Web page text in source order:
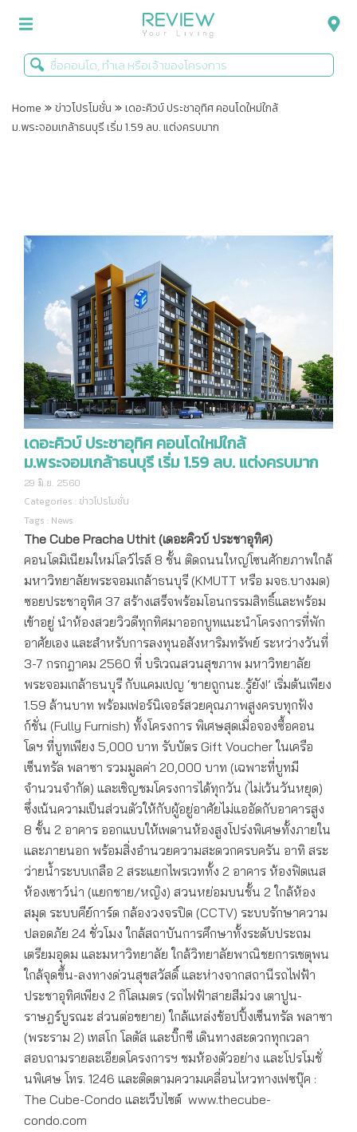
รีวิวคอนโด
Infographic
ข่าวโปรโมชั่น
Home »ข่าวโปรโมชั่น »เดอะคิวบ์ ประชาอุทิศ คอนโดใหม่ใกล้
ม.พระจอมเกล้าธนบุรี เริ่ม 1.59 ลบ. แต่งครบมาก
เดอะคิวบ์ ประชาอุทิศ คอนโดใหม่ใกล้
ม.พระจอมเกล้าธนบุรี เริ่ม 1.59 ลบ. แต่งครบมาก
29 มิ.ย. 2560
Categories : ข่าวโปรโมชั่น
Tags : News
The Cube Pracha Uthit (เดอะคิวบ์ ประชาอุทิศ)
คอนโดมิเนียมใหม่โลว์ไรส์ 8 ชั้น ติดถนนใหญ่โซนศักยภาพใกล้
มหาวิทยาลัยพระจอมเกล้าธนบุรี (KMUTT หรือ มจธ.บางมด)
ซอยประชาอุทิศ 37 สร้างเสร็จพร้อมโอนกรรมสิทธิ์และพร้อม
เข้าอยู่ นำห้องสวยวิวดีทุกทิศมาออกบูทแนะนำโครงการที่พัก
อาศัยเอง และสำหรับการลงทุนอสังหาริมทรัพย์ ระหว่างวันที่
3-7 กรกฎาคม 2560 ที่ บริเวณสวนสุขภาพ มหาวิทยาลัย
พระจอมเกล้าธนบุรี กับแคมเปญ ‘ขายถูกนะ..รู้ยัง!’ เริ่มต้นเพียง
1.59 ล้านบาท พร้อมเฟอร์นิเจอร์สวยคุณภาพสูงครบทุกฟัง
ก์ชั่น (Fully Furnish) ทั้งโครงการ พิเศษสุดเมื่อจองซื้อคอน
โดฯ ที่บูทเพียง 5,000 บาท รับบัตร Gift Voucher ในเครือ
เซ็นทรัล พลาซา รวมมูลค่า 20,000 บาท (เฉพาะที่บูทมี
จำนวนจำกัด) และเชิญชมโครงการได้ทุกวัน (ไม่เว้นวันหยุด)
ซึ่งเน้นความเป็นส่วนตัวให้กับผู้อยู่อาศัยไม่แออัดกับอาคารสูง
8 ชั้น 2 อาคาร ออกแบบให้เพดานห้องสูงโปร่งพิเศษทั้งภายใน
และภายนอก พร้อมสิ่งอำนวยความสะดวกครบครัน อาทิ สระ
ว่ายน้ำระบบเกลือ 2 สระแยกไพรเวททั้ง 2 อาคาร ห้องฟิตเนส
ห้องเซาว์น่า (แยกชาย/หญิง) สวนหย่อมบนชั้น 2 ใกล้ห้อง
สมุด ระบบคีย์การ์ด กล้องวงจรปิด (CCTV) ระบบรักษาความ
ปลอดภัย 24 ชั่วโมง ใกล้สถาบันการศึกษาทั้งระดับประถม
เตรียมอุดม และมหาวิทยาลัย ใกล้วิทยาลัยพาณิชยการเชตุพน
ใกล้จุดขึ้น-ลงทางด่วนสุขสวัสดิ์ และห่างจากสถานีรถไฟฟ้า
ประชาอุทิศเพียง 2 กิโลเมตร (รถไฟฟ้าสายสีม่วง เตาปูน-
ราษฎร์บูรณะ ส่วนต่อขยาย) ใกล้แหล่งช้อปปิ้งเซ็นทรัล พลาซา
(พระราม 2) เทสโก โลตัส และบิ๊กซี เดินทางสะดวกทุกเวลา
สอบถามรายละเอียดโครงการฯ ชมห้องตัวอย่าง และโปรโมชั่
นพิเศษ โทร. 1246 และติดตามความเคลื่อนไหวทางเฟซบุ๊ค :
The Cube-Condo และเว็บไซต์ www.thecube-
condo.com